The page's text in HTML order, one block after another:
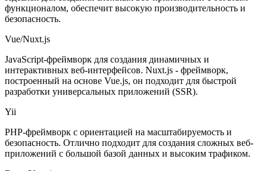
функционалом, обеспечит высокую производительность и
безопасность.
Vue/Nuxt.js
JavaScript-фреймворк для создания динамичных и
интерактивных веб-интерфейсов. Nuxt.js - фреймворк,
построенный на основе Vue.js, он подходит для быстрой
разработки универсальных приложений (SSR).
Yii
PHP-фреймворк с ориентацией на масштабируемость и
безопасность. Отлично подходит для создания сложных веб-
приложений с большой базой данных и высоким трафиком.